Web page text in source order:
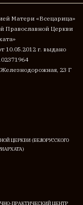
Матери «Всецарица»
Православной Церкви
10.05.2012 г. выдано
23 Г
ЦЕРКВИ (БЕЛОРУССКОГО
ПРАКТИЧЕСКИЙ ЦЕНТР